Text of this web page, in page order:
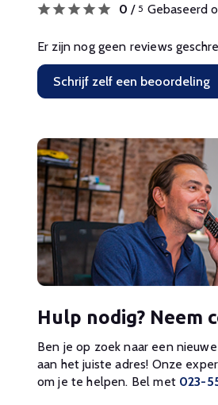
0 / 5 Gebaseerd
Er zijn nog geen reviews
Schrijf zelf een beoordeling
Hulp nodig? Neem
Ben je op zoek naar een
aan het juiste adres! Onze
om je te helpen. Bel met 023-